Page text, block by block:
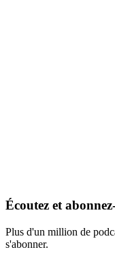
Écoutez et
Plus d'un million de
s'abonner.